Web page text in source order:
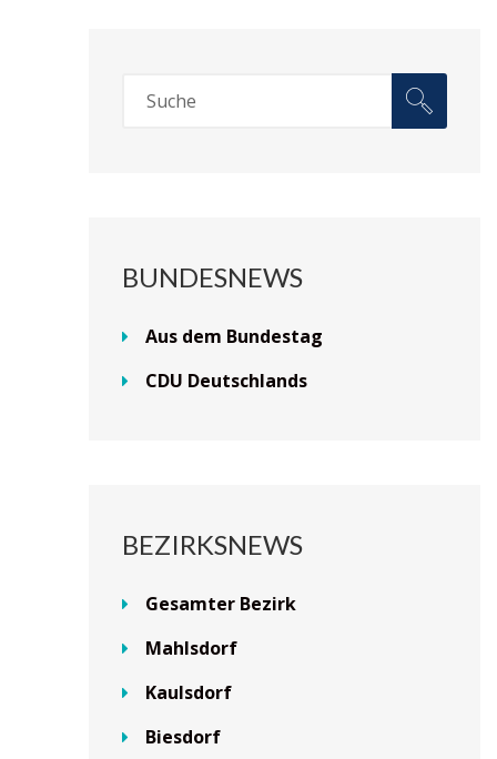
BUNDESNEWS
Aus dem Bundestag
CDU Deutschlands
BEZIRKSNEWS
Gesamter Bezirk
Mahlsdorf
Kaulsdorf
Biesdorf